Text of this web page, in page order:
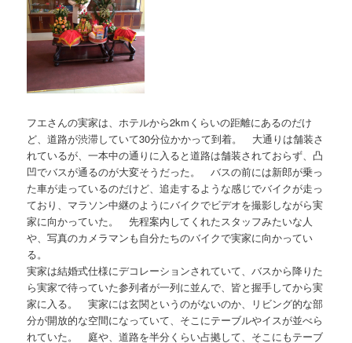
フエさんの実家は、ホテルから2kmくらいの距離にあるのだけ
ど、道路が渋滞していて30分位かかって到着。 大通りは舗装さ
れているが、一本中の通りに入ると道路は舗装されておらず、凸
凹でバスが通るのが大変そうだった。 バスの前には新郎が乗っ
た車が走っているのだけど、追走するような感じでバイクが走っ
ており、マラソン中継のようにバイクでビデオを撮影しながら実
家に向かっていた。 先程案内してくれたスタッフみたいな人
や、写真のカメラマンも自分たちのバイクで実家に向かってい
る。
実家は結婚式仕様にデコレーションされていて、バスから降りた
ら実家で待っていた参列者が一列に並んで、皆と握手してから実
家に入る。 実家には玄関というのがないのか、リビング的な部
分が開放的な空間になっていて、そこにテーブルやイスが並べら
れていた。 庭や、道路を半分くらい占拠して、そこにもテーブ